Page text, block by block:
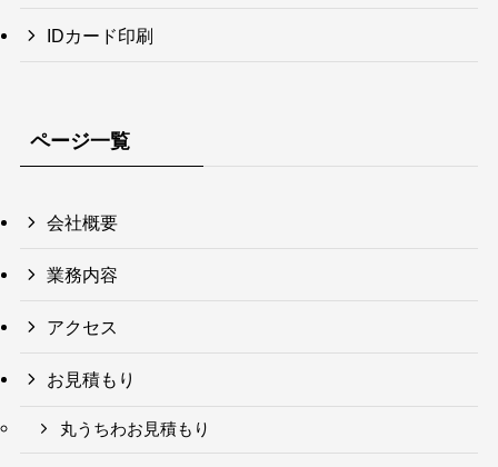
IDカード印刷
ページ一覧
会社概要
業務内容
アクセス
お見積もり
丸うちわお見積もり